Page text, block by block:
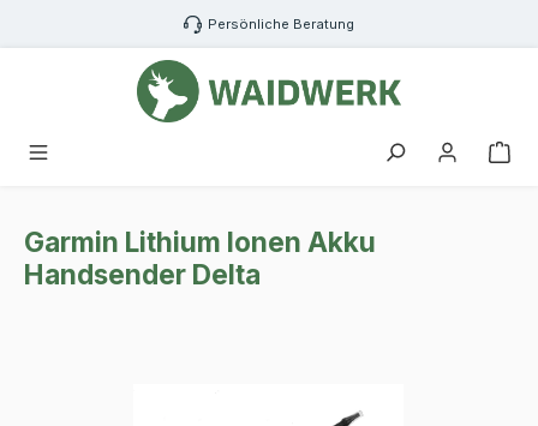
Zum Hauptinhalt springen Persönliche Beratung
Garmin Lithium Ionen Akku
Handsender Delta